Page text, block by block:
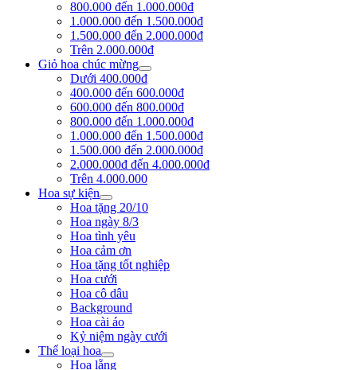
800.000 đến 1.000.000đ
1.000.000 đến 1.500.000đ
1.500.000 đến 2.000.000đ
Trên 2.000.000đ
Giỏ hoa chúc mừng
Dưới 400.000đ
400.000 đến 600.000đ
600.000 đến 800.000đ
800.000 đến 1.000.000đ
1.000.000 đến 1.500.000đ
1.500.000 đến 2.000.000đ
2.000.000đ đến 4.000.000đ
Trên 4.000.000
Hoa sự kiện
Hoa tặng 20/10
Hoa ngày 8/3
Hoa tình yêu
Hoa cảm ơn
Hoa tặng tốt nghiệp
Hoa cưới
Hoa cô dâu
Background
Hoa cài áo
Kỷ niệm ngày cưới
Thể loại hoa
Hoa lẵng